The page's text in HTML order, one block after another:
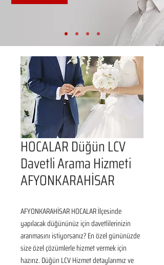
HOCALAR Düğün LCV
Davetli Arama Hizmeti
AFYONKARAHİSAR
AFYONKARAHİSAR HOCALAR İlçesinde
yapılacak düğününüz için davetlilerinizin
aranmasını istiyorsanız? En özel gününüzde
size özel çözümlerle hizmet vermek için
hazırız. Düğün LCV Hizmet detaylarımız ve